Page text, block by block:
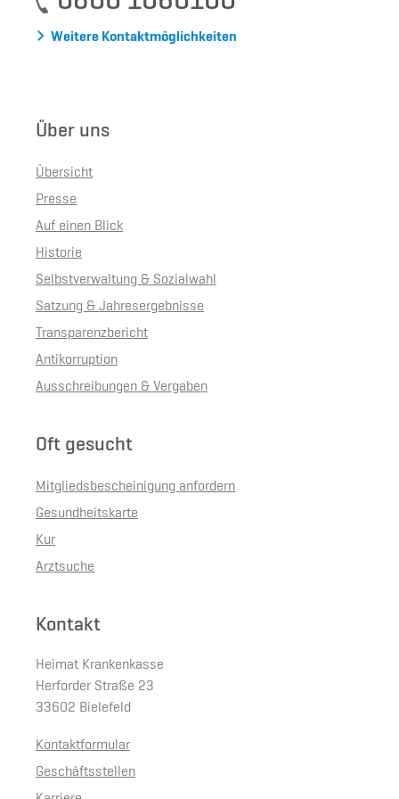
Weitere Kontaktmöglichkeiten
Über uns
Übersicht
Presse
Auf einen Blick
Historie
Selbstverwaltung & Sozialwahl
Satzung & Jahresergebnisse
Transparenzbericht
Antikorruption
Ausschreibungen & Vergaben
Oft gesucht
Mitgliedsbescheinigung anfordern
Gesundheitskarte
Kur
Arztsuche
Kontakt
Heimat Krankenkasse
Herforder Straße 23
33602 Bielefeld
Kontaktformular
Geschäftsstellen